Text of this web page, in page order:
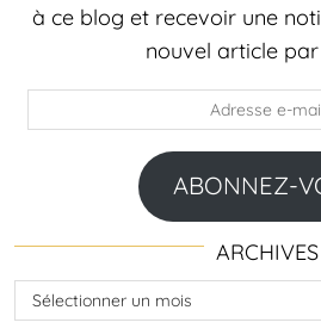
à ce blog et recevoir une
nouvel article
e-
ABONNEZ-
ARCHIVES
Archives